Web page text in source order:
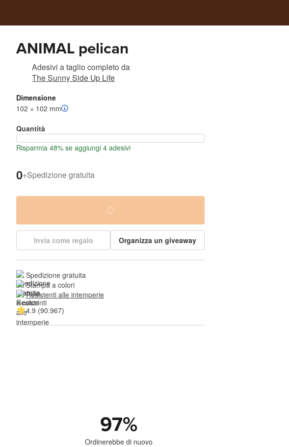
ANIMAL pelican
Adesivi a taglio completo da
The Sunny Side Up Life
Dimensione
102 × 102 mm
Quantità
Risparmia 48% se aggiungi 4 adesivi
0+Spedizione gratuita
Invia come regalo Organizza un giveaway
Spedizione gratuita
Stampa a colori
Resistenti alle intemperie
4.9 (90.967)
97%
Ordinerebbe di nuovo